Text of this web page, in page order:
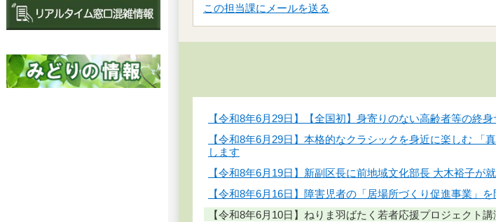
この担当課にメールを送る
【令和8年6月29日】【全国初】身寄りのない高齢者等の終
【令和8年6月29日】本格的なクラシックを身近に楽しむ
します
【令和8年6月19日】新副区長に前地域文化部長 大木裕子が
【令和8年6月16日】障害児者の「居場所づくり促進事業」
【令和8年6月10日】ねりま羽ばたく若者応援プロジェクト